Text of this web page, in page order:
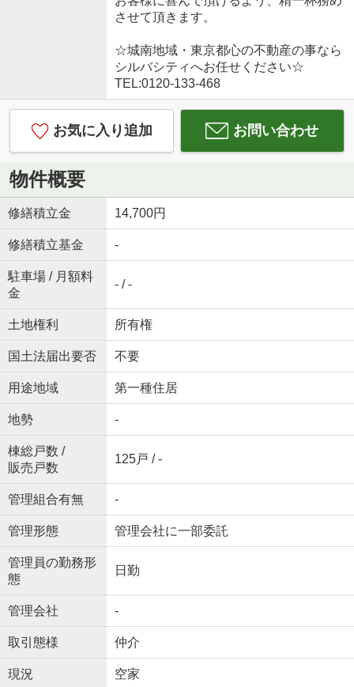
させて頂きます。
☆城南地域・東京都心の不動産の事なら
シルバシティへお任せください☆
TEL:0120-133-468
お気に入り追加 お問い合わせ
物件概要
修繕積立金 14,700円
修繕積立基金 -
駐車場 / 月額料
金
- / -
土地権利 所有権
国土法届出要否 不要
用途地域 第一種住居
地勢 -
棟総戸数 /
販売戸数
125戸 / -
管理組合有無 -
管理形態 管理会社に一部委託
管理員の勤務形
態
日勤
管理会社 -
取引態様 仲介
現況 空家